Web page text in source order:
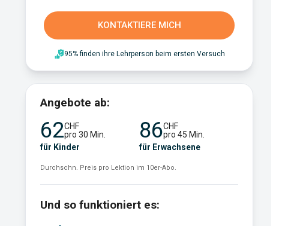
KONTAKTIERE MICH
95% finden ihre Lehrperson beim ersten Versuch
Angebote ab:
62CHF
pro 30 Min.
für Kinder
86CHF
pro 45 Min.
für Erwachsene
Durchschn. Preis pro Lektion im 10er-Abo.
Und so funktioniert es: